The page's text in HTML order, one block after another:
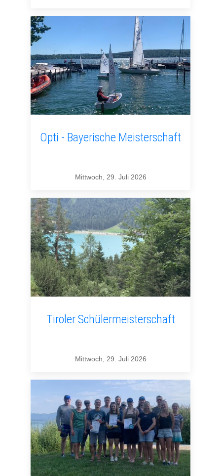
Opti - Bayerische Meisterschaft
Mittwoch, 29. Juli 2026
Tiroler Schülermeisterschaft
Mittwoch, 29. Juli 2026